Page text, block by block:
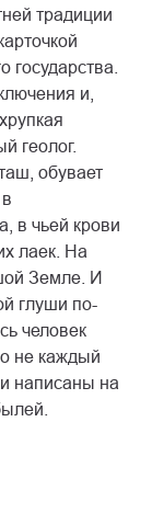
традиции
государства.
и,
геолог.
обувает
в чьей крови
лаек. На
Земле. И
глуши по-
человек
не каждый
написаны на